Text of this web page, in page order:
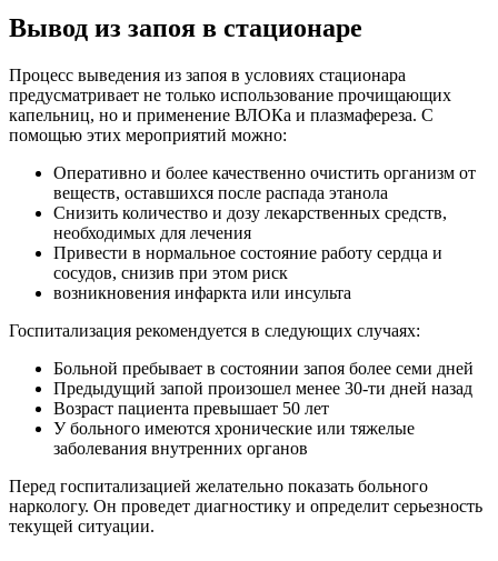
Вывод из запоя в стационаре
Процесс выведения из запоя в условиях стационара
предусматривает не только использование прочищающих
капельниц, но и применение ВЛОКа и плазмафереза. С
помощью этих мероприятий можно:
Оперативно и более качественно очистить организм от
веществ, оставшихся после распада этанола
Снизить количество и дозу лекарственных средств,
необходимых для лечения
Привести в нормальное состояние работу сердца и
сосудов, снизив при этом риск
возникновения инфаркта или инсульта
Госпитализация рекомендуется в следующих случаях:
Больной пребывает в состоянии запоя более семи дней
Предыдущий запой произошел менее 30-ти дней назад
Возраст пациента превышает 50 лет
У больного имеются хронические или тяжелые
заболевания внутренних органов
Перед госпитализацией желательно показать больного
наркологу. Он проведет диагностику и определит серьезность
текущей ситуации.